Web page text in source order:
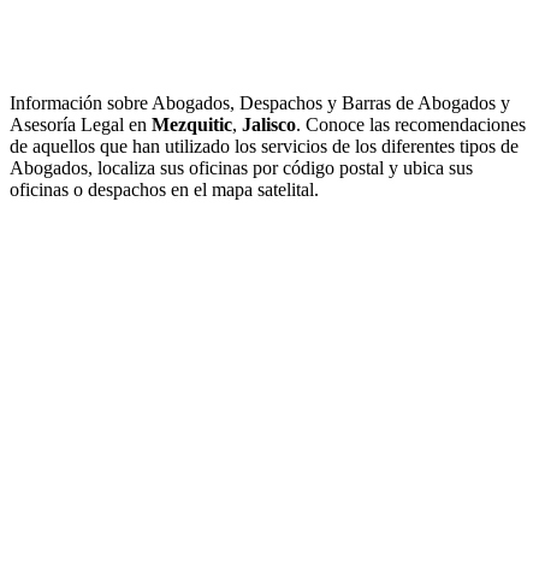
Información sobre Abogados, Despachos y Barras de Abogados y
Asesoría Legal en Mezquitic, Jalisco. Conoce las recomendaciones
de aquellos que han utilizado los servicios de los diferentes tipos de
Abogados, localiza sus oficinas por código postal y ubica sus
oficinas o despachos en el mapa satelital.